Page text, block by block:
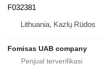
F032381
Lithuania, Kazlų Rūdos
Fomisas UAB company